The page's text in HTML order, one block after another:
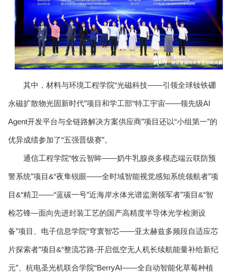
其中，材料与环境工程学院“光磁科技——引领全球钕铁硼
永磁扩散物光固新时代”项目和学工部“特工宇宙——领先级AI
Agent开发平台与全链路解决方案供应商”项目还以“小组第一”的
优异成绩参加了“五强晋级赛”。
通信工程学院“牧云智眸——奶牛乳腺炎多模态端云联防预
警系统”项目&“夜隼锐眼——全时域智能视觉感知系统领航者”项
目&“精卫——“蓝碳一号”近海岸水体光谱监测领军者”项目&“智
检芯锋—面向先进封装工艺的国产高精度半导体光学检测设
备”项目、电子信息学院“穹寰智芯——亚太赫兹多频段自适应芯
片探索者”项目&“整流芯路-开启低空无人机长续航能量补给新纪
元”、杭电圣光机联合学院“BerryAI——全自动智能化草莓种植